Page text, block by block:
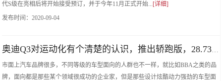
代S级在亮相后将开始接受预订，并于今年11月正式开始...[详细]
发布时间：2020-09-04
市面上汽车品牌很多，不同等级的车型面向的人群也不一样，就比如BBA之类的品
牌，面向都是那些某个领域很成功的企业家，但是那些设计炫酷动力强劲的车型面